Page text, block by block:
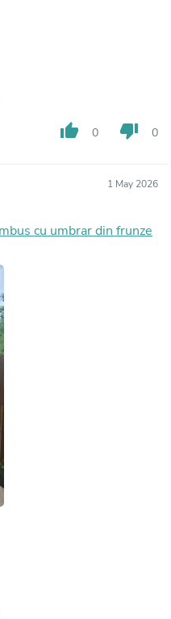
thumb_up 0 thumb_down 0
1 May 2026
cu umbrar din frunze